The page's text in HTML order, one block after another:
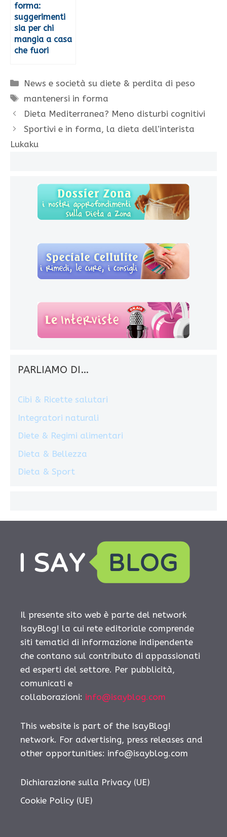
forma:
suggerimenti
sia per chi
mangia a casa
che fuori
Categorie
News e società su diete & perdita di peso
Tag
mantenersi in forma
Dieta Mediterranea? Meno disturbi cognitivi
Sportivi e in forma, la dieta dell’interista
Lukaku
PARLIAMO DI…
Cibi & Ricette salutari
Integratori naturali
Diete & Regimi alimentari
Dieta & Bellezza
Dieta & Sport
Il presente sito web è parte del network
IsayBlog! la cui rete editoriale comprende
siti tematici di informazione indipendente
che contano sul contributo di appassionati
ed esperti del settore. Per pubblicità,
comunicati e
collaborazioni: info@isayblog.com
This website is part of the IsayBlog!
network. For advertising, press releases and
other opportunities: info@isayblog.com
Dichiarazione sulla Privacy (UE)
Cookie Policy (UE)